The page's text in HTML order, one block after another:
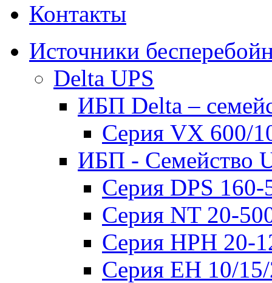
Контакты
Источники
Delta UPS
ИБП Delta –
Серия VX 600/
ИБП - Семейство
Серия DPS
Серия NT 20-
Серия HPH 20-
Серия EH 10/